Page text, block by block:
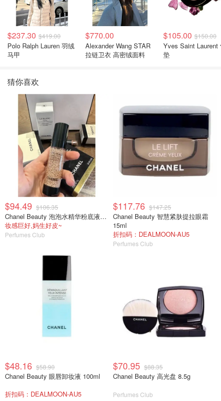
$237.30 $419.00
Polo Ralph Lauren 羽绒
马甲
$770.00
Alexander Wang STAR
拉链卫衣 高密绒面料
$105.00 $150.00
Yves Saint Laurent
垫
猜你喜欢
$94.49 $106.35
Chanel Beauty 泡泡水精华粉底液 20ml 多色号
妆感巨好,妈生好皮~
Perfumes Club
$117.76 $147.25
Chanel Beauty 智慧紧肤提拉眼霜
15ml
折扣码：DEALMOON-AU5
Perfumes Club
$48.16 $58.90
Chanel Beauty 眼唇卸妆液 100ml
折扣码：DEALMOON-AU5
$70.95 $88.35
Chanel Beauty 高光盘 8.5g
Perfumes Club